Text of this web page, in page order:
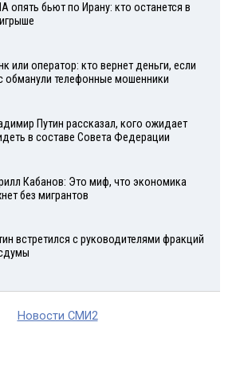
опять бьют по Ирану: кто останется в
или оператор: кто вернет деньги, если
обманули телефонные мошенники
Путин рассказал, кого ожидает
в составе Совета Федерации
Кабанов: Это миф, что экономика
без мигрантов
встретился с руководителями фракций
Новости СМИ2